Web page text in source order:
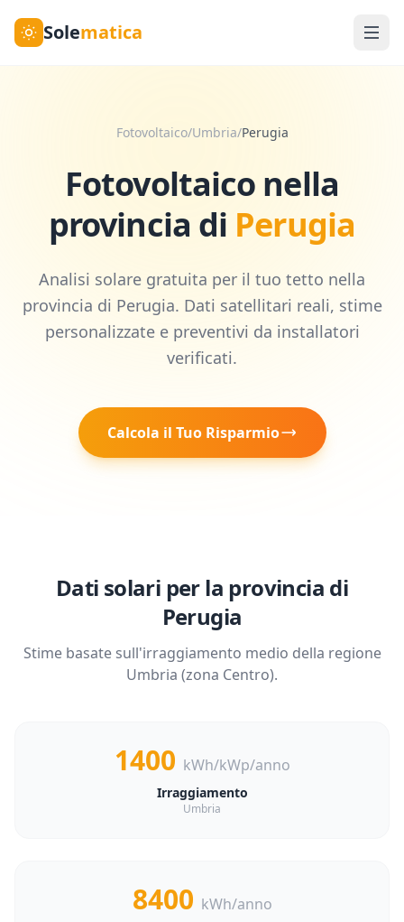
Solematica
Fotovoltaico/Umbria/Perugia
Fotovoltaico nella
provincia di Perugia
Analisi solare gratuita per il tuo tetto nella
provincia di Perugia. Dati satellitari reali, stime
personalizzate e preventivi da installatori
verificati.
Calcola il Tuo Risparmio
Dati solari per la provincia di
Perugia
Stime basate sull'irraggiamento medio della regione
Umbria (zona Centro).
1400 kWh/kWp/anno
Irraggiamento
Umbria
8400 kWh/anno